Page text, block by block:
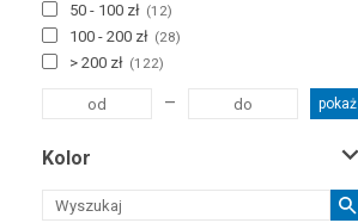
50 - 100 zł (12)
100 - 200 zł (28)
> 200 zł (122)
– pokaż
Kolor